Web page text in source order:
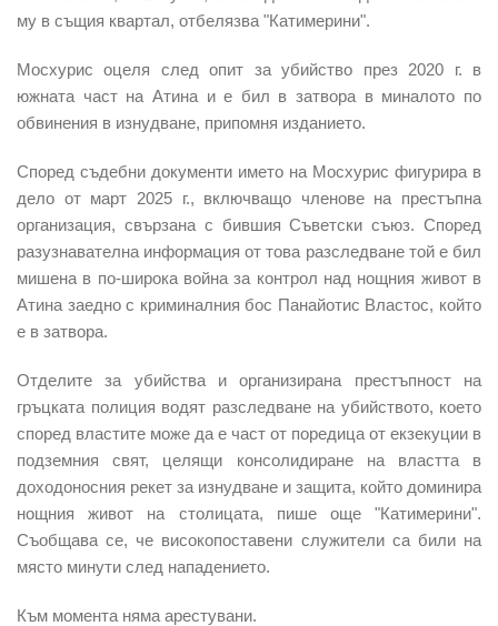
му в същия квартал, отбелязва "Катимерини".
Мосхурис оцеля след опит за убийство през 2020 г. в
южната част на Атина и е бил в затвора в миналото по
обвинения в изнудване, припомня изданието.
Според съдебни документи името на Мосхурис фигурира в
дело от март 2025 г., включващо членове на престъпна
организация, свързана с бившия Съветски съюз. Според
разузнавателна информация от това разследване той е бил
мишена в по-широка война за контрол над нощния живот в
Атина заедно с криминалния бос Панайотис Властос, който
е в затвора.
Отделите за убийства и организирана престъпност на
гръцката полиция водят разследване на убийството, което
според властите може да е част от поредица от екзекуции в
подземния свят, целящи консолидиране на властта в
доходоносния рекет за изнудване и защита, който доминира
нощния живот на столицата, пише още "Катимерини".
Съобщава се, че високопоставени служители са били на
място минути след нападението.
Към момента няма арестувани.